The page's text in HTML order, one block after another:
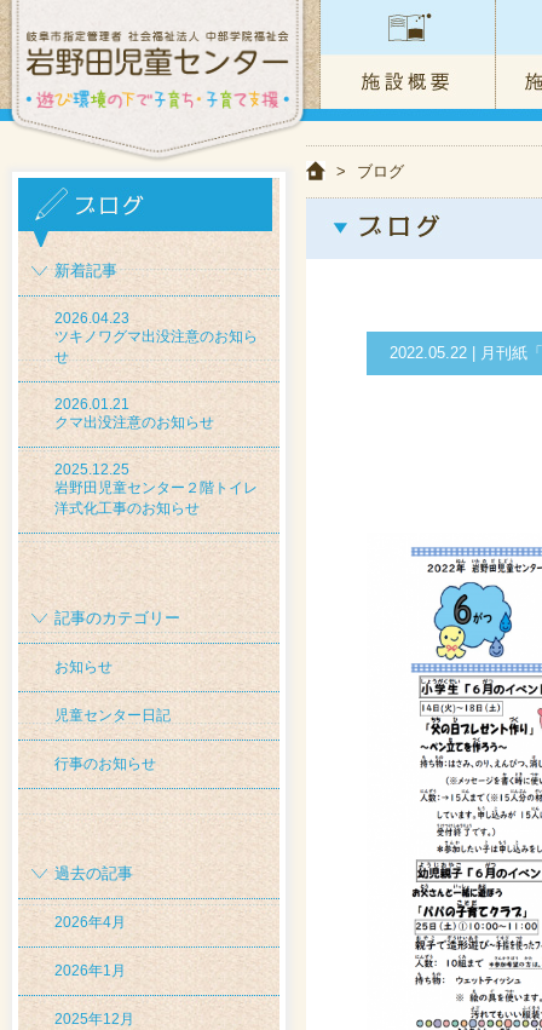
新着記事
2026.04.23
ツキノワグマ出没注意のお知ら
せ
2026.01.21
クマ出没注意のお知らせ
2025.12.25
岩野田児童センター２階トイレ
洋式化工事のお知らせ
記事のカテゴリー
お知らせ
児童センター日記
行事のお知らせ
過去の記事
2026年4月
2026年1月
2025年12月
> ブログ
2022.05.22 | 月刊紙